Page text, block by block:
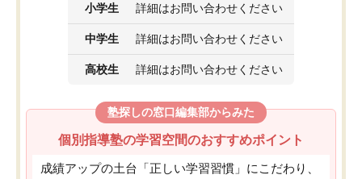
小学生 詳細はお問い合わせください
中学生 詳細はお問い合わせください
高校生 詳細はお問い合わせください
塾探しの窓口編集部からみた
個別指導塾の学習空間のおすすめポイント
成績アップの土台「正しい学習習慣」にこだわり、